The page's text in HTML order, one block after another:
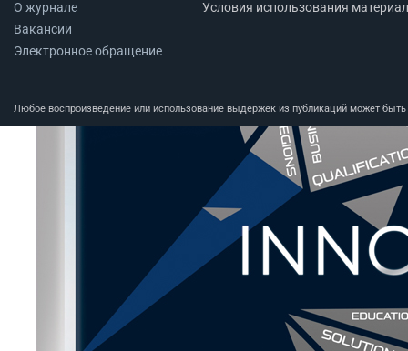
О журнале
Вакансии
Электронное обращение
Условия использования
Любое воспроизведение или использование выдержек из публикаций может